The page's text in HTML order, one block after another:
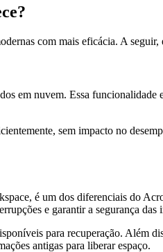
com mais eficácia. A
em nuvem. Essa funcionalidade
sem impacto no
é um dos diferenciais do
e garantir a segurança das
para recuperação. Além
antigas para liberar espaço.